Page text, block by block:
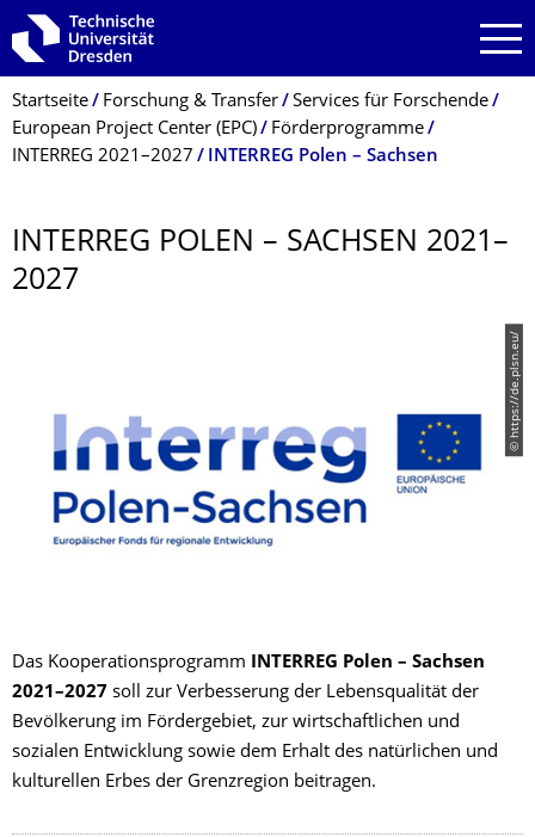
Zur Hauptnavigation springen
Zur Suche springen
Zum Inhalt springen
Breadcrumb-Menü
Startseite Forschung & Transfer
Services für Forschende
European Project Center (EPC)
Förderprogramme
INTERREG 2021–2027
INTERREG Polen – Sachsen
INTERREG POLEN – SACHSEN 2021–
2027
© https://de.plsn.eu/
Das Kooperationsprogramm
INTERREG Polen – Sachsen
2021–2027 soll zur Verbesserung der Lebensqualität der
Bevölkerung im Fördergebiet, zur wirtschaftlichen und
sozialen Entwicklung sowie dem Erhalt des natürlichen und
kulturellen Erbes der Grenzregion beitragen.